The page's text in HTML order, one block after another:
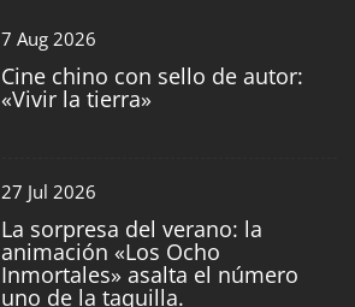
7 Aug 2026
Cine chino con sello de autor:
«Vivir la tierra»
27 Jul 2026
La sorpresa del verano: la
animación «Los Ocho
Inmortales» asalta el número
uno de la taquilla.